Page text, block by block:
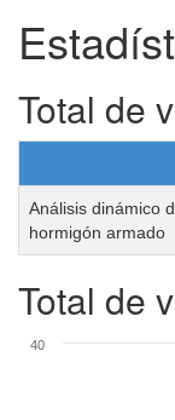
Total de
Análisis dinámico
hormigón armado
Total de
40